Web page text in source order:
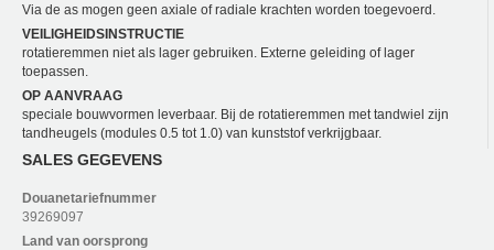
Via de as mogen geen axiale of radiale krachten worden toegevoerd.
VEILIGHEIDSINSTRUCTIE
rotatieremmen niet als lager gebruiken. Externe geleiding of lager
toepassen.
OP AANVRAAG
speciale bouwvormen leverbaar. Bij de rotatieremmen met tandwiel zijn
tandheugels (modules 0.5 tot 1.0) van kunststof verkrijgbaar.
SALES GEGEVENS
Douanetariefnummer
39269097
Land van oorsprong